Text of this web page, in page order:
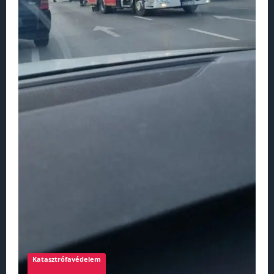
Katasztrófavédelem